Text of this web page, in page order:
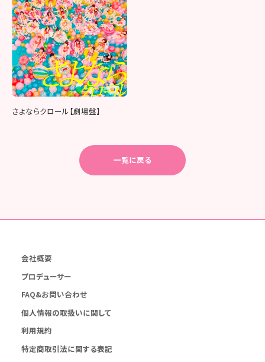
さよならクロール【劇場盤】
一覧に戻る
会社概要
プロデューサー
FAQ&お問い合わせ
個人情報の取扱いに関して
利用規約
特定商取引法に関する表記